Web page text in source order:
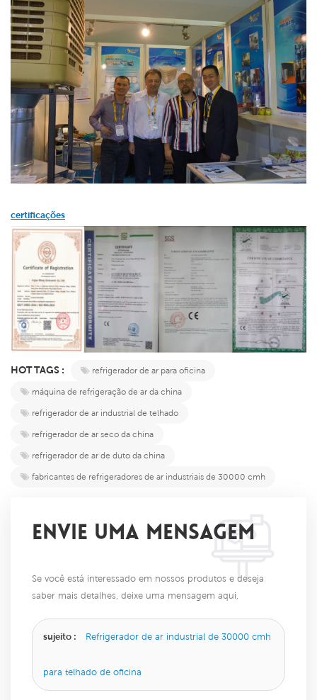
certificações
HOT TAGS :
refrigerador de ar para oficina
máquina de refrigeração de ar da china
refrigerador de ar industrial de telhado
refrigerador de ar seco da china
refrigerador de ar de duto da china
fabricantes de refrigeradores de ar industriais de 30000 cmh
ENVIE UMA MENSAGEM
Se você está interessado em nossos produtos e deseja
saber mais detalhes, deixe uma mensagem aqui,
sujeito : Refrigerador de ar industrial de 30000 cmh
para telhado de oficina